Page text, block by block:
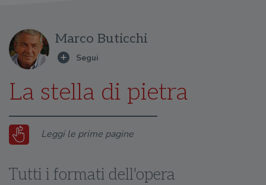
Marco Buticchi
La stella di pietra
Leggi le prime pagine
Tutti i formati dell'opera